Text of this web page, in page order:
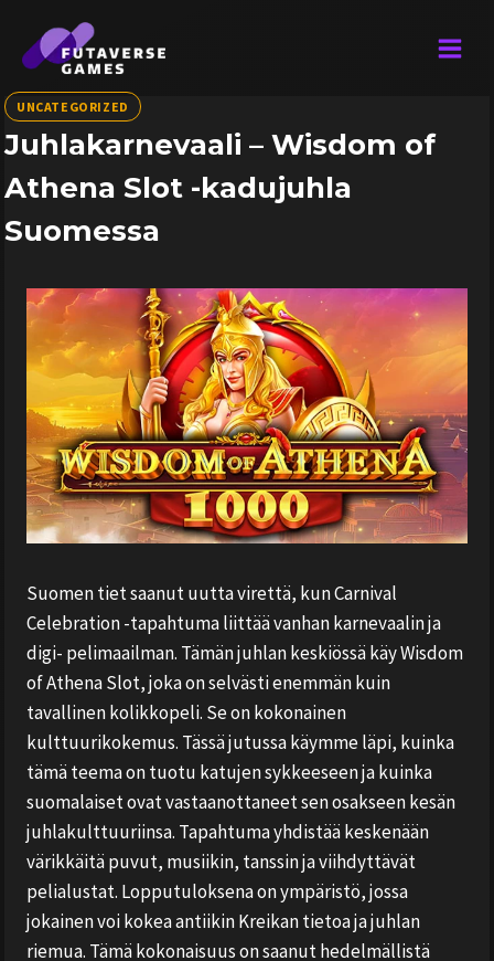
content
UNCATEGORIZED
Juhlakarnevaali – Wisdom of
Athena Slot -kadujuhla
Suomessa
Suomen tiet saanut uutta virettä, kun Carnival
Celebration -tapahtuma liittää vanhan karnevaalin ja
digi- pelimaailman. Tämän juhlan keskiössä käy Wisdom
of Athena Slot, joka on selvästi enemmän kuin
tavallinen kolikkopeli. Se on kokonainen
kulttuurikokemus. Tässä jutussa käymme läpi, kuinka
tämä teema on tuotu katujen sykkeeseen ja kuinka
suomalaiset ovat vastaanottaneet sen osakseen kesän
juhlakulttuuriinsa. Tapahtuma yhdistää keskenään
värikkäitä puvut, musiikin, tanssin ja viihdyttävät
pelialustat. Lopputuloksena on ympäristö, jossa
jokainen voi kokea antiikin Kreikan tietoa ja juhlan
riemua. Tämä kokonaisuus on saanut hedelmällistä